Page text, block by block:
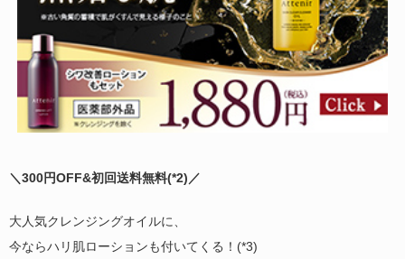
＼300円OFF&初回送料無料(*2) ／
大人気クレンジングオイルに、
今ならハリ肌ローションも付いてくる！(*3)